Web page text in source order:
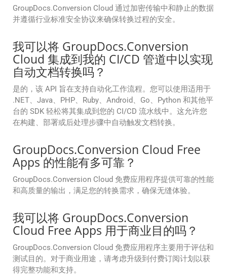
GroupDocs.Conversion Cloud 通过加密传输中和静止的数据
并遵循行业标准安全协议来确保转换过程的安全。
我可以将 GroupDocs.Conversion
Cloud 集成到我的 CI/CD 管道中以实现
自动文档转换吗？
是的，该 API 旨在支持自动化工作流程。您可以使用适用于
.NET、Java、PHP、Ruby、Android、Go、Python 和其他平
台的 SDK 轻松将其集成到您的 CI/CD 流水线中。这允许您
在构建、部署或后处理步骤中自动触发文档转换。
GroupDocs.Conversion Cloud Free
Apps 的性能有多可靠？
GroupDocs.Conversion Cloud 免费应用程序提供可靠的性能
和高质量的输出，满足您的转换需求，确保无缝体验。
我可以将 GroupDocs.Conversion
Cloud Free Apps 用于商业目的吗？
GroupDocs.Conversion Cloud 免费应用程序主要用于评估和
测试目的。对于商业用途，请考虑升级到付费订阅计划以获
得完整功能和支持。